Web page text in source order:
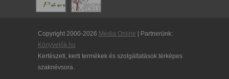
Copyright 2000-2026 Média Online | Partnerünk:
Könyvelők.hu
Kertészeti, kerti termékek és szolgáltatások térképes
szaknévsora.